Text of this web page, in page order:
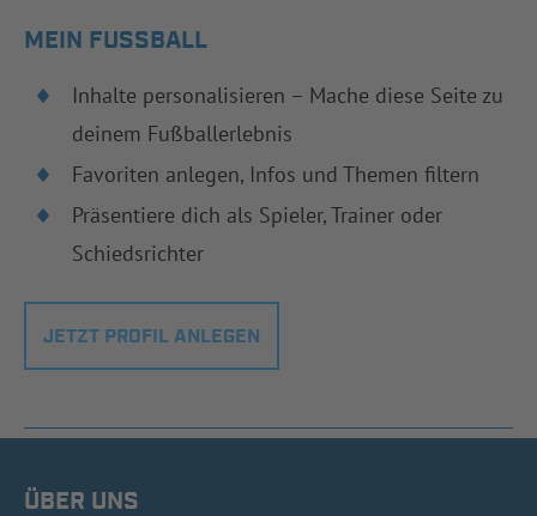
MEIN FUSSBALL
Inhalte personalisieren – Mache diese Seite zu
deinem Fußballerlebnis
Favoriten anlegen, Infos und Themen filtern
Präsentiere dich als Spieler, Trainer oder
Schiedsrichter
JETZT PROFIL ANLEGEN
ÜBER UNS